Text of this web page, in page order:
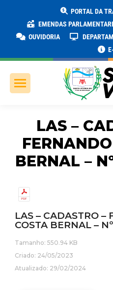
PORTAL DA
EMENDAS
OUVIDORIA
LAS –
BERNAL –
LAS – CADASTRO –
COSTA BERNAL –
Tamanho: 550.94 KB
Criado: 24/05/2023
Atualizado: 29/02/2024